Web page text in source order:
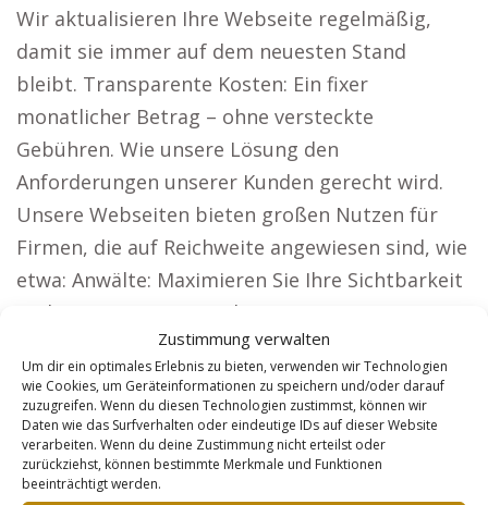
Zustimmung verwalten
Um dir ein optimales Erlebnis zu bieten, verwenden wir Technologien
wie Cookies, um Geräteinformationen zu speichern und/oder darauf
zuzugreifen. Wenn du diesen Technologien zustimmst, können wir
Daten wie das Surfverhalten oder eindeutige IDs auf dieser Website
verarbeiten. Wenn du deine Zustimmung nicht erteilst oder
zurückziehst, können bestimmte Merkmale und Funktionen
beeinträchtigt werden.
Wir aktualisieren Ihre Webseite regelmäßig,
damit sie immer auf dem neuesten Stand
bleibt. Transparente Kosten: Ein fixer
monatlicher Betrag – ohne versteckte
Gebühren. Wie unsere Lösung den
Anforderungen unserer Kunden gerecht wird.
Unsere Webseiten bieten großen Nutzen für
Firmen, die auf Reichweite angewiesen sind, wie
etwa: Anwälte: Maximieren Sie Ihre Sichtbarkeit
und gewinnen Sie Mandanten in ganz
Deutschland. Zeigen Sie Ihre Projekte und
sichern Sie sich als Architekt neue Aufträge.
Steuerberater: Unternehmen und
Privatpersonen sollen von Ihren
Dienstleistungen erfahren. Sicherheitsdienste: